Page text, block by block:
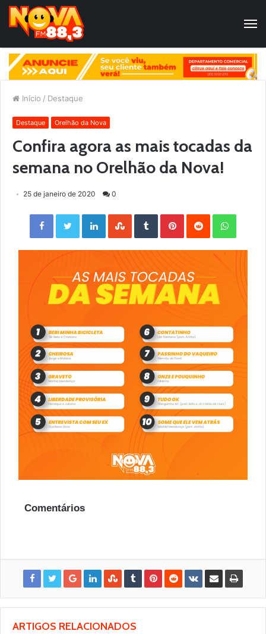
Início / Destaque
Destaque Orelhão da Nova
Confira agora as mais tocadas da
semana no Orelhão da Nova!
25 de janeiro de 2020 0
Facebook Twitter LinkedIn StumbleUpon Tumblr Pinterest Reddit
Comentários
ARTIGOS RELACIONADOS